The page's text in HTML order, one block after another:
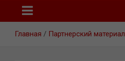
Главная Партнерский материал